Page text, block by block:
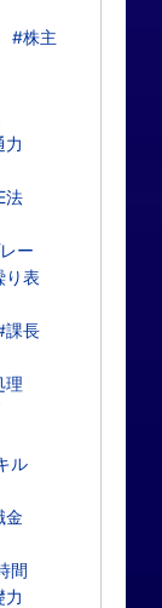
#株主
力
法
ー
り表
課長
理
ル
金
間
力